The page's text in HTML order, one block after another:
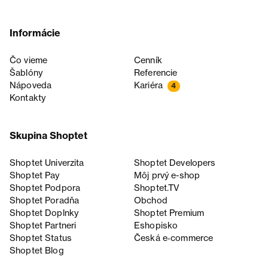
Informácie
Čo vieme
Cenník
Šablóny
Referencie
Nápoveda
Kariéra 4
Kontakty
Skupina Shoptet
Shoptet Univerzita
Shoptet Developers
Shoptet Pay
Môj prvý e-shop
Shoptet Podpora
Shoptet.TV
Shoptet Poradňa
Obchod
Shoptet Doplnky
Shoptet Premium
Shoptet Partneri
Eshopisko
Shoptet Status
Česká e‑commerce
Shoptet Blog